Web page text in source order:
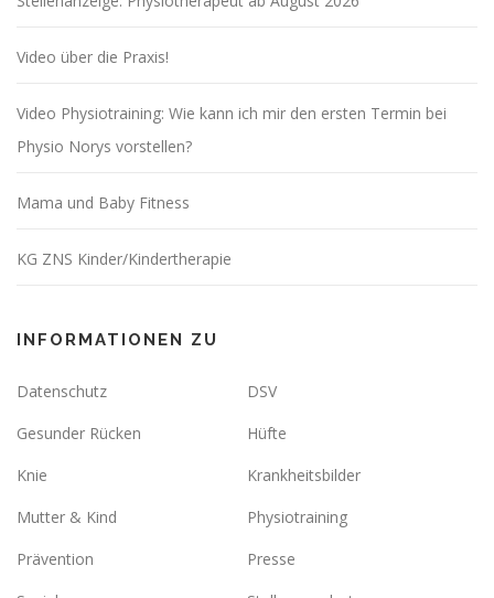
Video über die Praxis!
Video Physiotraining: Wie kann ich mir den ersten Termin bei
Physio Norys vorstellen?
Mama und Baby Fitness
KG ZNS Kinder/Kindertherapie
INFORMATIONEN ZU
Datenschutz
DSV
Gesunder Rücken
Hüfte
Knie
Krankheitsbilder
Mutter & Kind
Physiotraining
Prävention
Presse